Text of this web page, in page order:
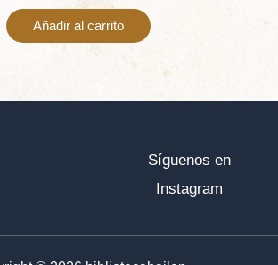
Añadir al carrito
Síguenos en
Instagram